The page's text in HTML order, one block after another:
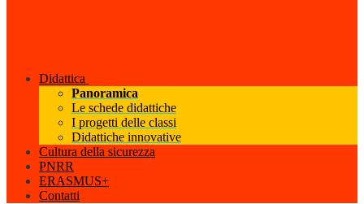
Didattica
Panoramica
Le schede didattiche
I progetti delle classi
Didattiche innovative
Cultura della sicurezza
PNRR
ERASMUS+
Contatti